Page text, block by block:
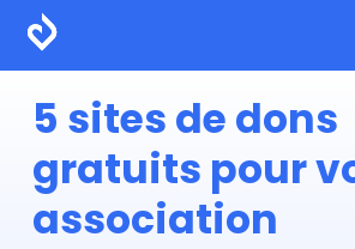
5 sites de dons
gratuits pour
association